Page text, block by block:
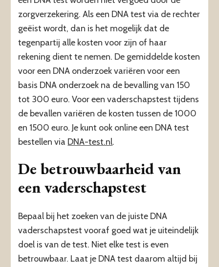
zorgverzekering. Als een DNA test via de rechter
geëist wordt, dan is het mogelijk dat de
tegenpartij alle kosten voor zijn of haar
rekening dient te nemen. De gemiddelde kosten
voor een DNA onderzoek variëren voor een
basis DNA onderzoek na de bevalling van 150
tot 300 euro. Voor een vaderschapstest tijdens
de bevallen variëren de kosten tussen de 1000
en 1500 euro. Je kunt ook online een DNA test
bestellen via DNA-test.nl.
De betrouwbaarheid van
een vaderschapstest
Bepaal bij het zoeken van de juiste DNA
vaderschapstest vooraf goed wat je uiteindelijk
doel is van de test. Niet elke test is even
betrouwbaar. Laat je DNA test daarom altijd bij